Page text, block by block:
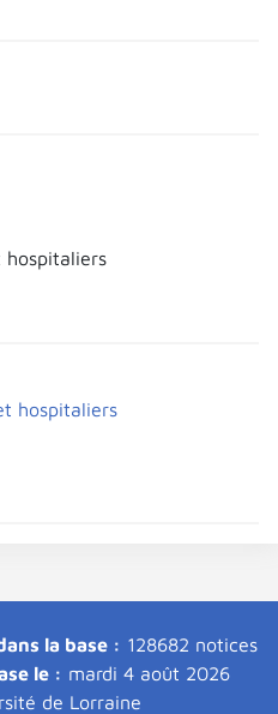
hospitaliers
hospitaliers
la base : 128682 notices
le : mardi 4 août 2026
de Lorraine